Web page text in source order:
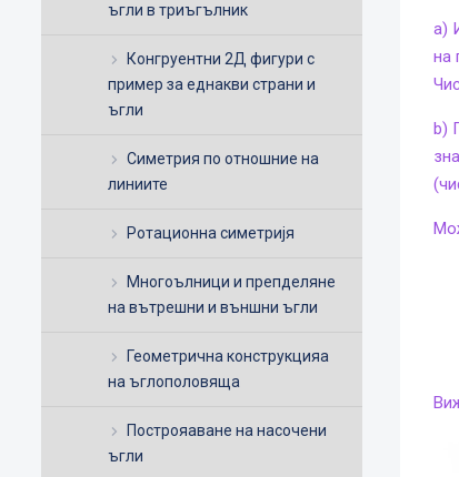
ъгли в триъгълник
Конгруентни 2Д фигури с
пример за еднакви страни и
ъгли
Симетрия по отношние на
линиите
Ротационна симетријя
Многоълници и препделяне
на вътрешни и външни ъгли
Геометрична конструкцияа
на ъглополовяща
Построяаване на насочени
ъгли
а)
на
b)